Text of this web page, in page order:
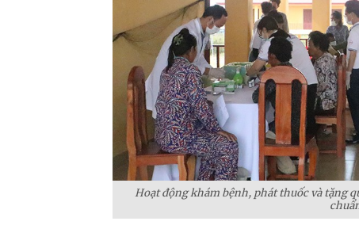
Hoạt động khám bệnh, phát thuốc và tặng